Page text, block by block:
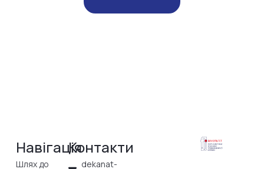
Навігація
Шлях до
Контакти
dekanat-